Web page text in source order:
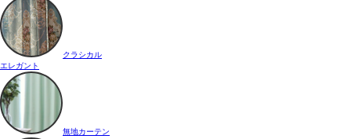
クラシカル
エレガント
無地カーテン